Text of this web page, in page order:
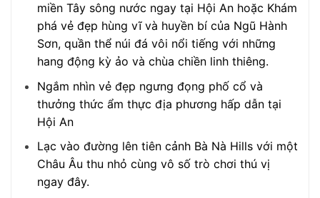
miền Tây sông nước ngay tại Hội An hoặc Khám
phá vẻ đẹp hùng vĩ và huyền bí của Ngũ Hành
Sơn, quần thể núi đá vôi nổi tiếng với những
hang động kỳ ảo và chùa chiền linh thiêng.
Ngắm nhìn vẻ đẹp ngưng đọng phố cổ và
thưởng thức ẩm thực địa phương hấp dẫn tại
Hội An
Lạc vào đường lên tiên cảnh Bà Nà Hills với một
Châu Âu thu nhỏ cùng vô số trò chơi thú vị
ngay đây.